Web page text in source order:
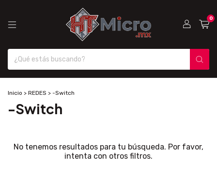
0
Inicio > REDES > -Switch
-Switch
No tenemos resultados para tu búsqueda. Por favor,
intenta con otros filtros.